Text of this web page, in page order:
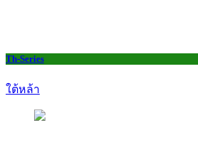
Th-Series
ใต้หล้า